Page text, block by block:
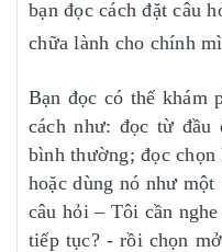
bạn đọc cách đặt câu
chữa lành cho chính
Bạn đọc có thể khám
cách như: đọc từ đầu
bình thường; đọc
hoặc dùng nó như một
câu hỏi – Tôi cần
tiếp tục? - rồi chọn